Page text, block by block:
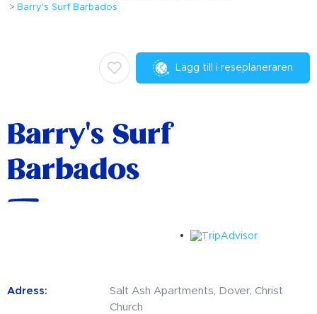
Barry's Surf Barbados
Lägg till i reseplaneraren
Barry's Surf
Barbados
Adress:
Salt Ash Apartments, Dover, Christ
Church